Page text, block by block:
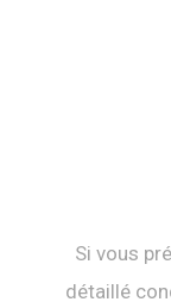
Si vous
détaillé